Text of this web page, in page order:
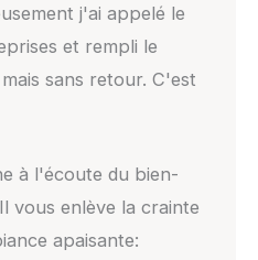
j'ai appelé le
et rempli le
sans retour. C'est
à l'écoute du bien-
vous enlève la crainte
apaisante: